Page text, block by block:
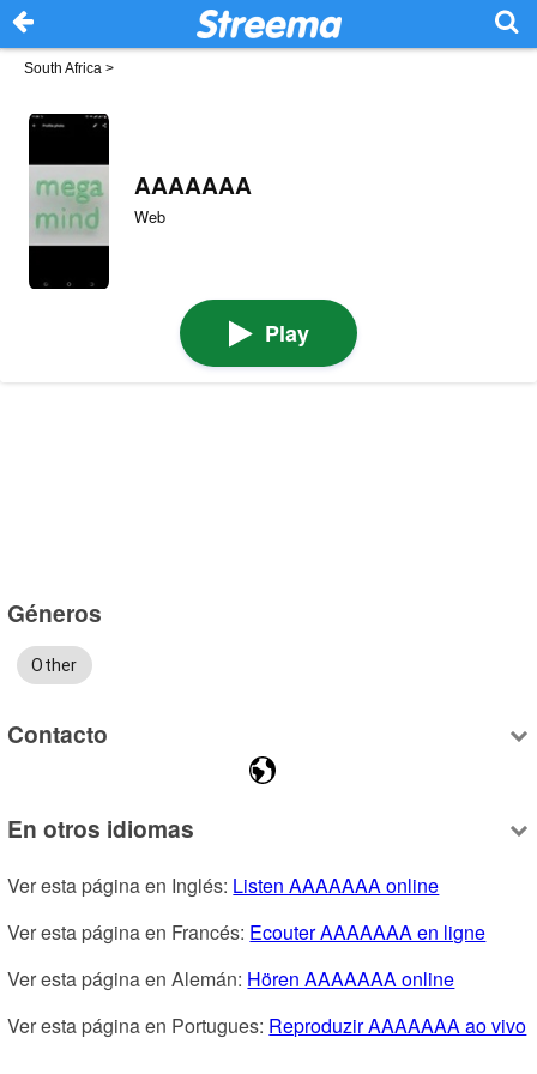
South Africa >
AAAAAAA
Web
Play
Géneros
Other
Contacto
En otros idiomas
Ver esta página en Inglés: Listen AAAAAAA online
Ver esta página en Francés: Ecouter AAAAAAA en ligne
Ver esta página en Alemán: Hören AAAAAAA online
Ver esta página en Portugues: Reproduzir AAAAAAA ao vivo